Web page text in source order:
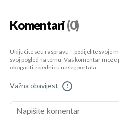
Komentari(0)
Uključite se u raspravu – podijelite svoje
svoj pogled na temu. Vaš komentar
obogatiti zajednicu našeg portala.
Važna obavijest !